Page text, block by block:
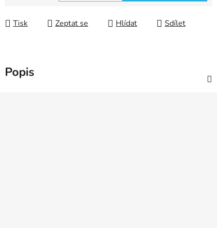
Tisk Zeptat se Hlídat Sdílet
Popis